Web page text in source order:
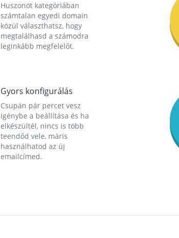
Huszonöt kategóriában
számtalan egyedi domain
közül választhatsz, hogy
megtalálhasd a számodra
leginkább megfelelőt.
Gyors konfigurálás
Csupán pár percet vesz
igénybe a beállítása és ha
elkészültél, nincs is több
teendőd vele, máris
használhatod az új
emailcímed.